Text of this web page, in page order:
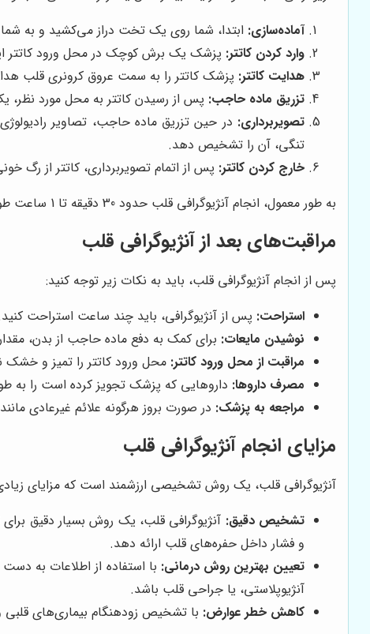
آماده‌سازی: ابتدا، شما روی یک تخت دراز می‌کشید و به
وارد کردن کاتتر: پزشک یک برش کوچک در محل ورود کاتتر
هدایت کاتتر: پزشک کاتتر را به سمت عروق کرونری قلب
تزریق ماده حاجب: پس از رسیدن کاتتر به محل مورد نظر،
تصویربرداری: در حین تزریق ماده حاجب، تصاویر
تنگی، آن را تشخیص دهد.
خارج کردن کاتتر: پس از اتمام تصویربرداری، کاتتر از رگ
به طور معمول، انجام آنژیوگرافی قلب حدود 30 دقیقه تا 1 ساعت طول می‌کشد. البته، این زمان ممکن است بسته به وضعیت بیمار و پیچیدگی آنژیوگرافی، متفاوت باشد.
مراقبت‌های بعد از آنژیوگرافی قلب
پس از انجام آنژیوگرافی قلب، باید به نکات زیر توجه کنید:
استراحت: پس از آنژیوگرافی، باید چند ساعت استراحت
نوشیدن مایعات: برای کمک به دفع ماده حاجب از بدن،
مراقبت از محل ورود کاتتر: محل ورود کاتتر را تمیز و خشک
مصرف داروها: داروهایی که پزشک تجویز کرده است را به
مراجعه به پزشک: در صورت بروز هرگونه علائم غیرعادی
مزایای انجام آنژیوگرافی قلب
آنژیوگرافی قلب، یک روش تشخیصی ارزشمند است که مزایای زیادی
تشخیص دقیق: آنژیوگرافی قلب، یک روش بسیار دقیق
و فشار داخل حفره‌های قلب ارائه دهد.
تعیین بهترین روش درمانی: با استفاده از اطلاعات به
آنژیوپلاستی، یا جراحی قلب باشد.
کاهش خطر عوارض: با تشخیص زودهنگام بیماری‌های